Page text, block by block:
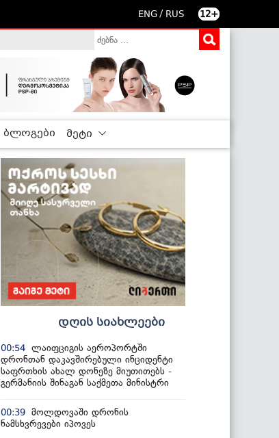
ENG / RUS 12+
ბლოგები მეტი
დღის სიახლეები
00:54 ლაიფციგის აეროპორტში
დრონთან დაკავშირებული ინციდენტი
საფრთხის ახალ დონეზე მიუთითებს -
გერმანიის შინაგან საქმეთა მინისტრი
00:39 მოლდოვაში დრონის
ნამსხვრევები იპოვეს